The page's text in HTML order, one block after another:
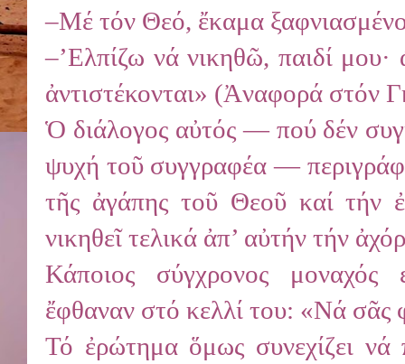
–Μέ τόν Θεό, ἔκαμα
–’Ελπίζω νά νικηθῶ, παιδί
ἀντιστέκονται» (Ἀναφορά στόν
Ὁ διάλογος αὐτός ― πού δέν
ψυχή τοῦ συγγραφέα ―
τῆς ἀγάπης τοῦ Θεοῦ καί τήν
νικηθεῖ τελικά ἀπ’ αὐτήν τήν
Κάποιος σύγχρονος μοναχός
ἔφθαναν στό κελλί του: «Νά σᾶς
Τό ἐρώτημα ὅμως συνεχίζει νά